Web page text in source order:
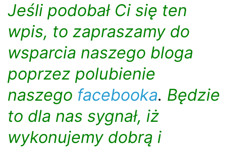
Jeśli podobał Ci się ten
wpis, to zapraszamy do
wsparcia naszego bloga
poprzez polubienie
naszego facebooka. Będzie
to dla nas sygnał, iż
wykonujemy dobrą i